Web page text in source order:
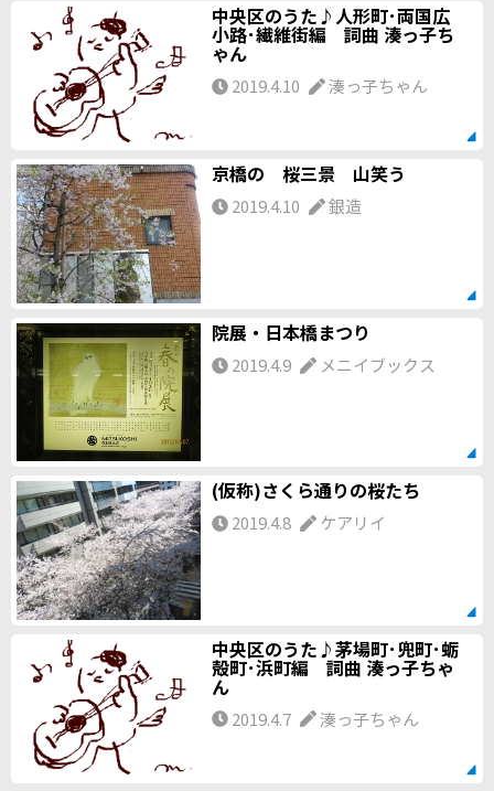
中央区のうた♪人形町･両国広
小路･繊維街編 詞曲 湊っ子ち
ゃん
2019.4.10 湊っ子ちゃん
京橋の 桜三景 山笑う
2019.4.10 銀造
院展・日本橋まつり
2019.4.9 メニイブックス
(仮称)さくら通りの桜たち
2019.4.8 ケアリイ
中央区のうた♪茅場町･兜町･蛎
殻町･浜町編 詞曲 湊っ子ちゃ
ん
2019.4.7 湊っ子ちゃん